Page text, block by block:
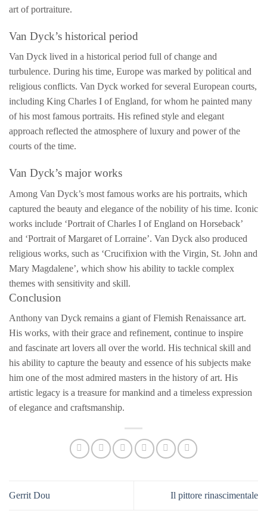
art of portraiture.
Van Dyck’s historical period
Van Dyck lived in a historical period full of change and
turbulence. During his time, Europe was marked by political and
religious conflicts. Van Dyck worked for several European courts,
including King Charles I of England, for whom he painted many
of his most famous portraits. His refined style and elegant
approach reflected the atmosphere of luxury and power of the
courts of the time.
Van Dyck’s major works
Among Van Dyck’s most famous works are his portraits, which
captured the beauty and elegance of the nobility of his time. Iconic
works include ‘Portrait of Charles I of England on Horseback’
and ‘Portrait of Margaret of Lorraine’. Van Dyck also produced
religious works, such as ‘Crucifixion with the Virgin, St. John and
Mary Magdalene’, which show his ability to tackle complex
themes with sensitivity and skill.
Conclusion
Anthony van Dyck remains a giant of Flemish Renaissance art.
His works, with their grace and refinement, continue to inspire
and fascinate art lovers all over the world. His technical skill and
his ability to capture the beauty and essence of his subjects make
him one of the most admired masters in the history of art. His
artistic legacy is a treasure for mankind and a timeless expression
of elegance and craftsmanship.
Gerrit Dou Il pittore rinascimentale